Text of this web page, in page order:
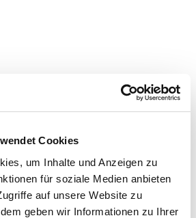
Cookies
um Inhalte und Anzeigen zu
für soziale Medien anbieten
auf unsere Website zu
geben wir Informationen zu Ihrer
durch den gesamten
Sprechstunde